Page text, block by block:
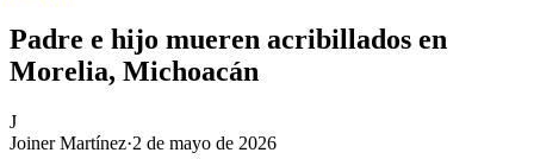
Padre e hijo mueren acribillados en
Morelia, Michoacán
J
Joiner Martínez·2 de mayo de 2026